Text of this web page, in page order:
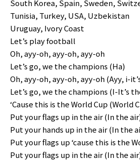
South Korea, Spain, Sweden,
Tunisia, Turkey, USA, Uzbekistan
Uruguay, Ivory Coast
Lеt’s play football
Oh, ayy-oh, ayy-oh, ayy-oh
Let’s go, we the champions (Ha)
Oh, ayy-oh, ayy-oh, ayy-oh (Ayy, i-
Let’s go, we the champions (I-It’s
‘Cause this is the World Cup (World
Put your flags up in the air (In the
Put your hands up in the air (In the
Put your flags up ‘cause this is the
Put your flags up in the air (In the